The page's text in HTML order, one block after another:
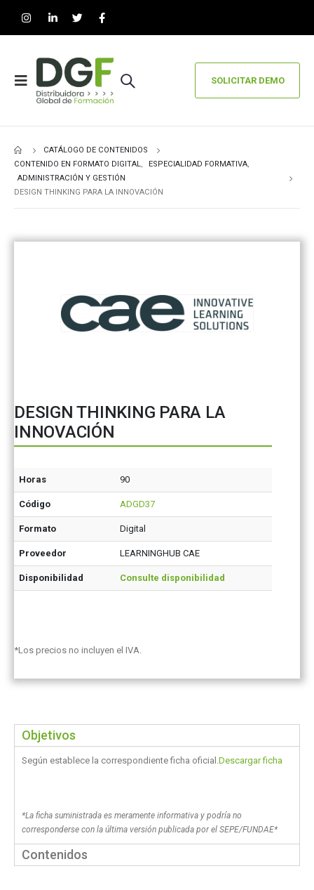
SOLICITAR DEMO
CATÁLOGO DE CONTENIDOS
CONTENIDO EN FORMATO DIGITAL, ESPECIALIDAD FORMATIVA,
ADMINISTRACIÓN Y GESTIÓN
DESIGN THINKING PARA LA INNOVACIÓN
DESIGN THINKING PARA LA
INNOVACIÓN
Horas 90
Código ADGD37
Formato Digital
Proveedor LEARNINGHUB CAE
Disponibilidad Consulte disponibilidad
*Los precios no incluyen el IVA.
Objetivos
Según establece la correspondiente ficha oficial. Descargar ficha
*La ficha suministrada es meramente informativa y podría no
corresponderse con la última versión publicada por el SEPE/FUNDAE*
Contenidos